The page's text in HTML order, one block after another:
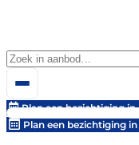
Plan een bezichtiging in
Plan een bezichtiging in